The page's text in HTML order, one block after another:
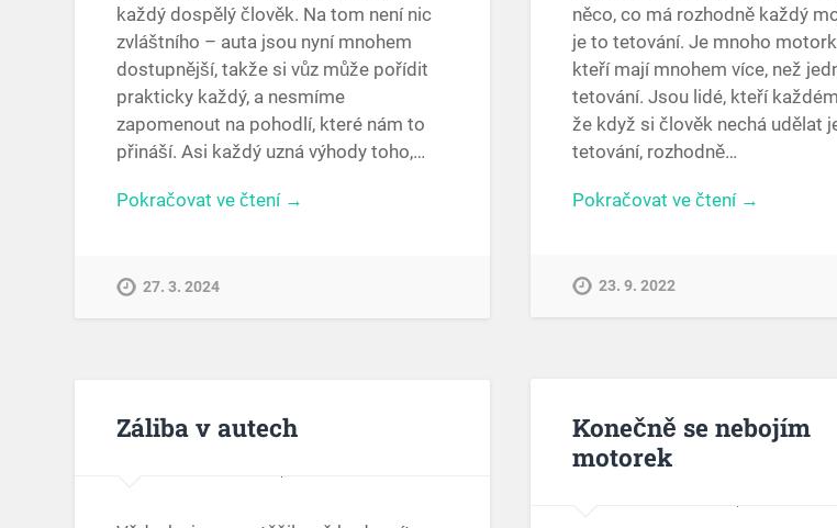
každý dospělý člověk. Na tom není nic
zvláštního – auta jsou nyní mnohem
dostupnější, takže si vůz může pořídit
prakticky každý, a nesmíme
zapomenout na pohodlí, které nám to
přináší. Asi každý uzná výhody toho,…
Pokračovat ve čtení →
27. 3. 2024
něco, co má rozhodně každý
je to tetování. Je mnoho
kteří mají mnohem více, než
tetování. Jsou lidé, kteří
že když si člověk nechá udělat
tetování, rozhodně…
Pokračovat ve čtení →
23. 9. 2022
Konečně se nebojím
motorek
Záliba v autech